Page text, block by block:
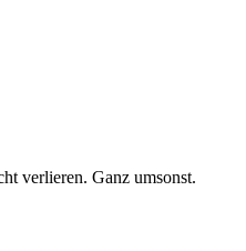
verlieren. Ganz umsonst.